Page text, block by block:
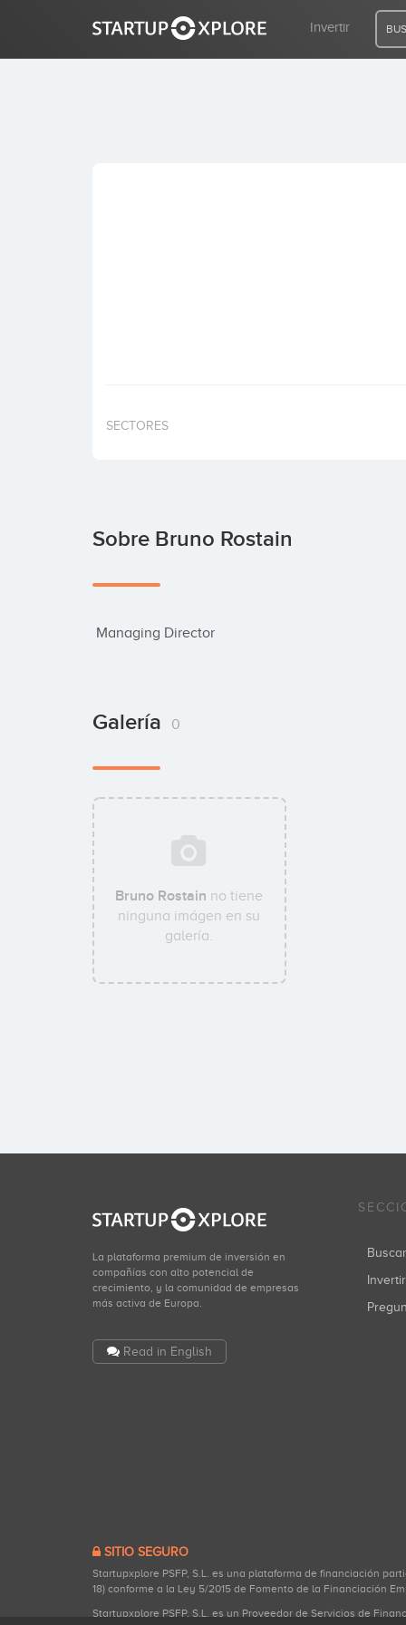
Invertir
SECTORES
Sobre Bruno Rostain
Managing Director
Galería 0
Bruno Rostain no tiene
ninguna imágen en su
galería.
La plataforma premium de inversión en
compañías con alto potencial de
crecimiento, y la comunidad de empresas
más activa de Europa.
Read in English
SITIO SEGURO
Startupxplore PSFP, S.L. es una plataforma de financiación
18) conforme a la Ley 5/2015 de Fomento de la Financiación
Startupxplore PSFP, S.L. es un Proveedor de Servicios de